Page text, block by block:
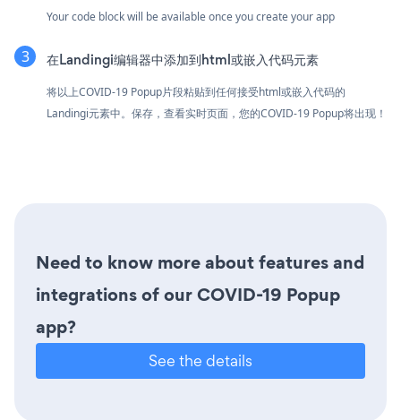
Your code block will be available once you create your app
在Landingi编辑器中添加到html或嵌入代码元素
将以上COVID-19 Popup片段粘贴到任何接受html或嵌入代码的
Landingi元素中。保存，查看实时页面，您的COVID-19 Popup将出现！
Need to know more about features and
integrations of our COVID-19 Popup
app?
See the details